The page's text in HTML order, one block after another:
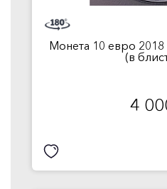
Монета 10 евро 2018
(в
4